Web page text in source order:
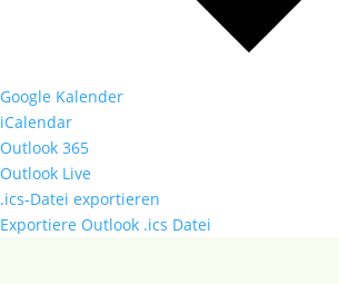
Google Kalender
iCalendar
Outlook 365
Outlook Live
.ics-Datei exportieren
Exportiere Outlook .ics Datei